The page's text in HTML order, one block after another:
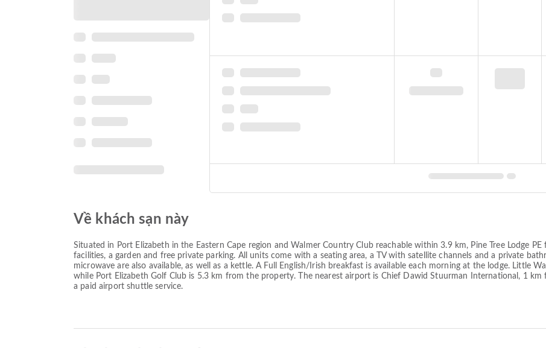
Về khách sạn này
Situated in Port Elizabeth in the Eastern Cape region and Walmer Country Club reachable within 3.9 km, Pine Tree Lodge
facilities, a garden and free private parking. All units come with a seating area, a TV with satellite channels and a private
microwave are also available, as well as a kettle. A Full English/Irish breakfast is available each morning at the lodge. Little
while Port Elizabeth Golf Club is 5.3 km from the property. The nearest airport is Chief Dawid Stuurman International, 1
a paid airport shuttle service.